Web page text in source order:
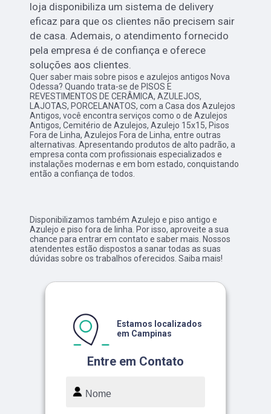
loja disponibiliza um sistema de delivery
eficaz para que os clientes não precisem sair
de casa. Ademais, o atendimento fornecido
pela empresa é de confiança e oferece
soluções aos clientes.
Quer saber mais sobre pisos e azulejos antigos Nova
Odessa? Quando trata-se de PISOS E
REVESTIMENTOS DE CERÂMICA, AZULEJOS,
LAJOTAS, PORCELANATOS, com a Casa dos Azulejos
Antigos, você encontra serviços como o de Azulejos
Antigos, Cemitério de Azulejos, Azulejo 15x15, Pisos
Fora de Linha, Azulejos Fora de Linha, entre outras
alternativas. Apresentando produtos de alto padrão, a
empresa conta com profissionais especializados e
instalações modernas e em bom estado, conquistando
então a confiança de todos.
Disponibilizamos também Azulejo e piso antigo e
Azulejo e piso fora de linha. Por isso, aproveite a sua
chance para entrar em contato e saber mais. Nossos
atendentes estão dispostos a sanar todas as suas
dúvidas sobre os trabalhos oferecidos. Saiba mais!
Entre em Contato
Estamos localizados
em Campinas